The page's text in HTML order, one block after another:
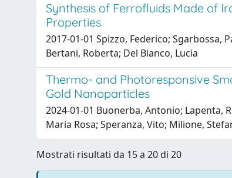
Synthesis of Ferrofluids Made of
Properties
2017-01-01 Spizzo, Federico; Sgarbossa,
Bertani, Roberta; Del Bianco, Lucia
Thermo- and Photoresponsive
Gold Nanoparticles
2024-01-01 Buonerba, Antonio; Lapenta,
Maria Rosa; Speranza, Vito; Milione,
Mostrati risultati da 15 a 20 di 20